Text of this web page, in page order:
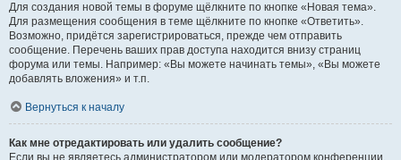
Для создания новой темы в форуме щёлкните по кнопке «Новая тема».
Для размещения сообщения в теме щёлкните по кнопке «Ответить».
Возможно, придётся зарегистрироваться, прежде чем отправить
сообщение. Перечень ваших прав доступа находится внизу страниц
форума или темы. Например: «Вы можете начинать темы», «Вы можете
добавлять вложения» и т.п.
Вернуться к началу
Как мне отредактировать или удалить сообщение?
Если вы не являетесь администратором или модератором конференции,